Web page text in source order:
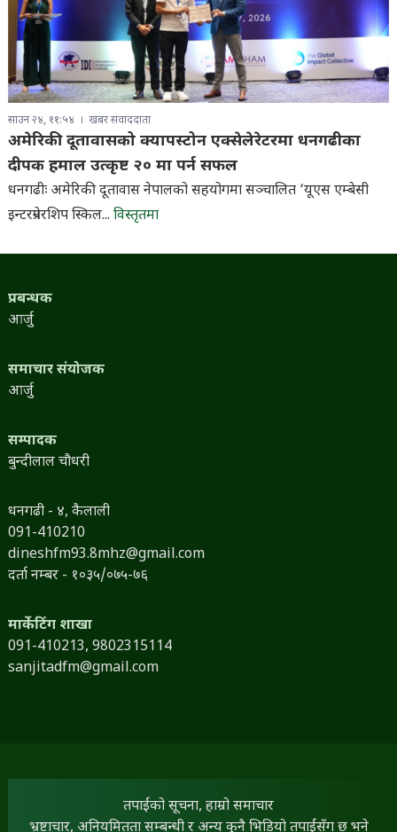
साउन २४, ११:५४ खबर संवाददाता
अमेरिकी दूतावासको क्यापस्टोन एक्सेलेरेटरमा धनगढीका
दीपक हमाल उत्कृष्ट २० मा पर्न सफल
धनगढीः अमेरिकी दूतावास नेपालको सहयोगमा सञ्चालित ‘यूएस एम्बेसी
इन्टरप्रेनरशिप स्किल... विस्तृतमा
प्रबन्धक
आर्जु
समाचार संयोजक
आर्जु
सम्पादक
बुन्दीलाल चौधरी
धनगढी - ४, कैलाली
091-410210
dineshfm93.8mhz@gmail.com
दर्ता नम्बर - १०३५/०७५-७६
मार्केटिंग शाखा
091-410213, 9802315114
sanjitadfm@gmail.com
तपाईंको सूचना, हाम्रो समाचार
भ्रष्टाचार, अनियमितता सम्बन्धी र अन्य कुनै भिडियो तपाईंसँग छ भने